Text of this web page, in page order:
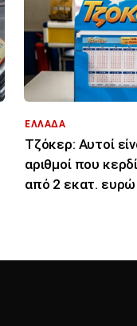
ΕΛΛΑΔΑ
Τζόκερ: Αυτοί
αριθμοί που
από 2 εκατ. ευρώ